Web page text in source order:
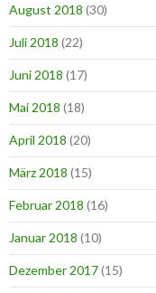
August 2018 (30)
Juli 2018 (22)
Juni 2018 (17)
Mai 2018 (18)
April 2018 (20)
März 2018 (15)
Februar 2018 (16)
Januar 2018 (10)
Dezember 2017(15)